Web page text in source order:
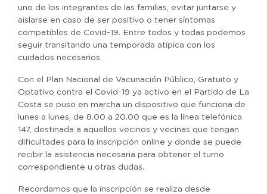
uno de los integrantes de las familias, evitar juntarse y
aislarse en caso de ser positivo o tener síntomas
compatibles de Covid-19. Entre todos y todas podemos
seguir transitando una temporada atípica con los
cuidados necesarios.
Con el Plan Nacional de Vacunación Público, Gratuito y
Optativo contra el Covid-19 ya activo en el Partido de La
Costa se puso en marcha un dispositivo que funciona de
lunes a lunes, de 8.00 a 20.00 que es la línea telefónica
147, destinada a aquellos vecinos y vecinas que tengan
dificultades para la inscripción online y donde se puede
recibir la asistencia necesaria para obtener el turno
correspondiente u otras dudas.
Recordamos que la inscripción se realiza desde